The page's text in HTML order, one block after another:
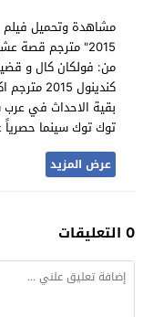
مشاهدة وتحميل فيلم
2015" مترجم قصة
كندينول
توك توك سينما
عرض المزيد
0 التعليقات